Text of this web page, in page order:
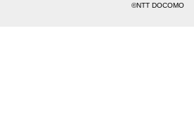
©NTT DOCOMO